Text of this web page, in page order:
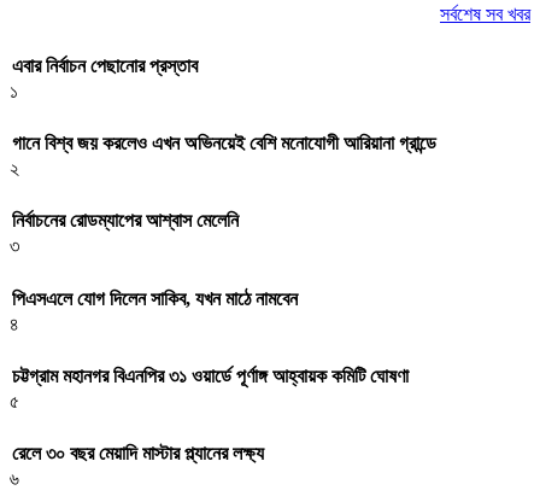
সর্বশেষ সব খবর
এবার নির্বাচন পেছানোর প্রস্তাব
১
গানে বিশ্ব জয় করলেও এখন অভিনয়েই বেশি মনোযোগী আরিয়ানা গ্রান্ডে
২
নির্বাচনের রোডম্যাপের আশ্বাস মেলেনি
৩
পিএসএলে যোগ দিলেন সাকিব, যখন মাঠে নামবেন
৪
চট্টগ্রাম মহানগর বিএনপির ৩১ ওয়ার্ডে পূর্ণাঙ্গ আহ্বায়ক কমিটি ঘোষণা
৫
রেলে ৩০ বছর মেয়াদি মাস্টার প্ল্যানের লক্ষ্য
৬